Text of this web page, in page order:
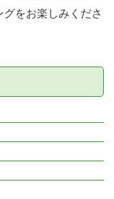
をお楽しみくださ